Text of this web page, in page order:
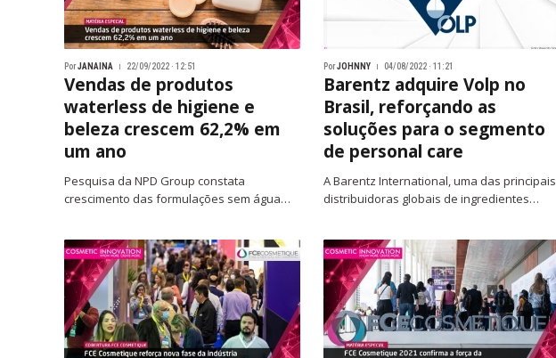
PorJANAINA 22/09/2022 · 12:51
Vendas de produtos
waterless de higiene e
beleza crescem 62,2% em
um ano
Pesquisa da NPD Group constata
crescimento das formulações sem água…
PorJOHNNY 04/08/2022 · 11:21
Barentz adquire Volp no
Brasil, reforçando as
soluções para o segmento
de personal care
A Barentz International, uma das principais
distribuidoras globais de ingredientes…